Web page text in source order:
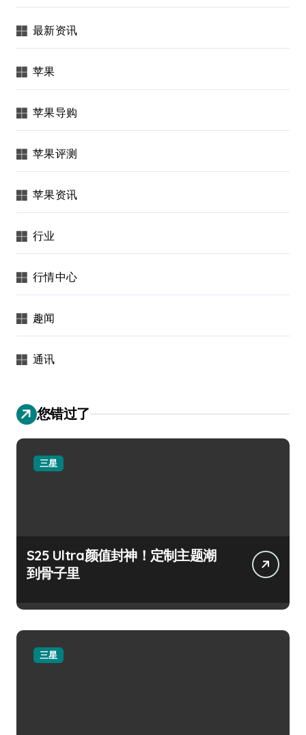
最新资讯
苹果
苹果导购
苹果评测
苹果资讯
行业
行情中心
趣闻
通讯
您错过了
三星
S25 Ultra颜值封神！定制主题潮
到骨子里
三星